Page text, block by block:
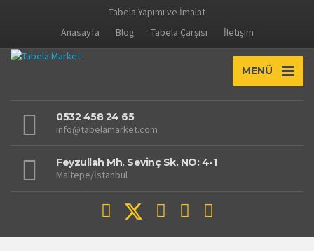
Tabela Yapımı ve İmalat
Anasayfa
Blog Tabela Çarşısı İletişim
MENÜ
0532 458 24 65
info@tabelamarket.com
Feyzullah Mh. Sevinç Sk. NO: 4-1
Maltepe/İstanbul